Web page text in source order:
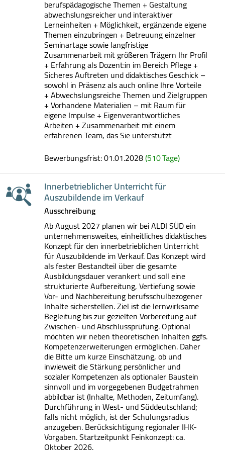
berufspädagogische Themen + Gestaltung
abwechslungsreicher und interaktiver
Lerneinheiten + Möglichkeit, ergänzende eigene
Themen einzubringen + Betreuung einzelner
Seminartage sowie langfristige
Zusammenarbeit mit größeren Trägern Ihr Profil
+ Erfahrung als Dozent:in im Bereich Pflege +
Sicheres Auftreten und didaktisches Geschick –
sowohl in Präsenz als auch online Ihre Vorteile
+ Abwechslungsreiche Themen und Zielgruppen
+ Vorhandene Materialien – mit Raum für
eigene Impulse + Eigenverantwortliches
Arbeiten + Zusammenarbeit mit einem
erfahrenen Team, das Sie unterstützt
Bewerbungsfrist: 01.01.2028(510 Tage)
Innerbetrieblicher Unterricht für
Auszubildende im Verkauf
Ausschreibung
Ab August 2027 planen wir bei ALDI SÜD ein
unternehmensweites, einheitliches didaktisches
Konzept für den innerbetrieblichen Unterricht
für Auszubildende im Verkauf. Das Konzept wird
als fester Bestandteil über die gesamte
Ausbildungsdauer verankert und soll eine
strukturierte Aufbereitung, Vertiefung sowie
Vor- und Nachbereitung berufsschulbezogener
Inhalte sicherstellen. Ziel ist die lernwirksame
Begleitung bis zur gezielten Vorbereitung auf
Zwischen- und Abschlussprüfung. Optional
möchten wir neben theoretischen Inhalten ggfs.
Kompetenzerweiterungen ermöglichen. Daher
die Bitte um kurze Einschätzung, ob und
inwieweit die Stärkung persönlicher und
sozialer Kompetenzen als optionaler Baustein
sinnvoll und im vorgegebenen Budgetrahmen
abbildbar ist (Inhalte, Methoden, Zeitumfang).
Durchführung in West- und Süddeutschland;
falls nicht möglich, ist der Schulungsradius
anzugeben. Berücksichtigung regionaler IHK-
Vorgaben. Startzeitpunkt Feinkonzept: ca.
Oktober 2026.